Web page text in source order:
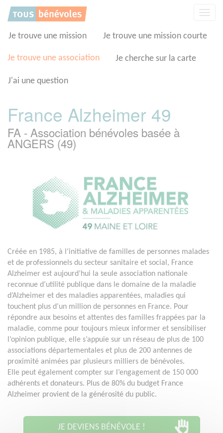
Je trouve une mission Je trouve une mission courte
Je trouve une association Je cherche sur la carte
J'ai une question
France Alzheimer 49
FA - Association bénévoles basée à
ANGERS (49)
Créée en 1985, à l’initiative de familles de personnes malades
et de professionnels du secteur sanitaire et social, France
Alzheimer est aujourd’hui la seule association nationale
reconnue d’utilité publique dans le domaine de la maladie
d’Alzheimer et des maladies apparentées, maladies qui
touchent plus d’un million de personnes en France. Pour
répondre aux besoins et attentes des familles frappées par la
maladie, comme pour toujours mieux informer et sensibiliser
l’opinion publique, elle s’appuie sur un réseau de plus de 100
associations départementales et plus de 200 antennes de
proximité animées par plusieurs milliers de bénévoles.
Elle peut également compter sur l’engagement de 150 000
adhérents et donateurs. Plus de 80% du budget France
Alzheimer provient de la générosité du public.
JE DEVIENS BÉNÉVOLE !
Panneau de gestion des cookies